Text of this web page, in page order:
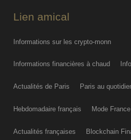
FRI AUG 07
Lien amical
Informations sur les crypto-monn
Informations financières à chaud
Actualités de Paris Paris au
Hebdomadaire français Mode France
Actualités françaises Blockchain